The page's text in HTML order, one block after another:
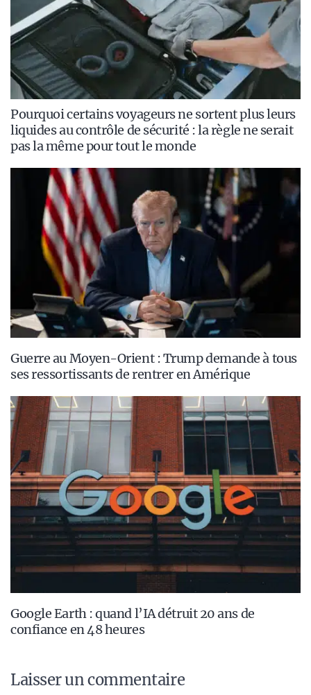
Pourquoi certains voyageurs ne sortent plus leurs
liquides au contrôle de sécurité : la règle ne serait
pas la même pour tout le monde
Guerre au Moyen-Orient : Trump demande à tous
ses ressortissants de rentrer en Amérique
Google Earth : quand l’IA détruit 20 ans de
confiance en 48 heures
Laisser un commentaire